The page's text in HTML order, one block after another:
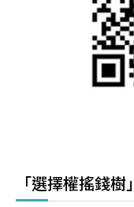
「選擇權搖錢樹